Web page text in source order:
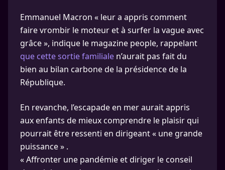
Emmanuel Macron « leur a appris comment
faire vrombir le moteur et à surfer la vague avec
grâce », indique le magazine people, rappelant
que cette sortie familiale n’aurait pas fait du
bien au bilan carbone de la présidence de la
République.
En revanche, l’escapade en mer aurait appris
aux enfants de mieux comprendre le plaisir qui
pourrait être ressenti en dirigeant « une grande
puissance » .
« Affronter une pandémie et diriger le conseil